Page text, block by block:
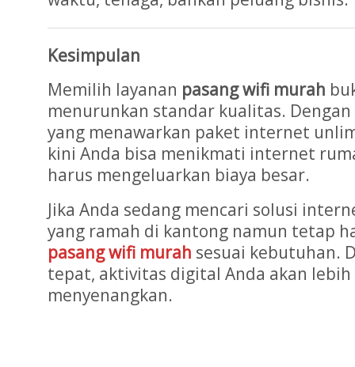
Kesimpulan
Memilih layanan pasang wifi murah
menurunkan standar kualitas.
yang menawarkan paket internet
kini Anda bisa menikmati internet
harus mengeluarkan biaya besar.
Jika Anda sedang mencari solusi
yang ramah di kantong namun tetap
pasang wifi murah sesuai kebutuhan.
tepat, aktivitas digital Anda akan
menyenangkan.